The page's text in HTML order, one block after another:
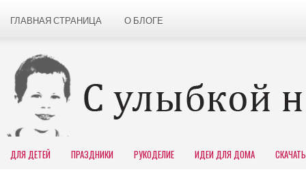
ГЛАВНАЯ СТРАНИЦА О БЛОГЕ
ДЛЯ ДЕТЕЙ ПРАЗДНИКИ РУКОДЕЛИЕ ИДЕИ ДЛЯ ДОМА СКАЧАТЬ